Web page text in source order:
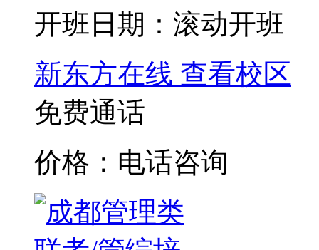
开班日期：滚动开班
新东方在线 查看校区
免费通话
价格：电话咨询